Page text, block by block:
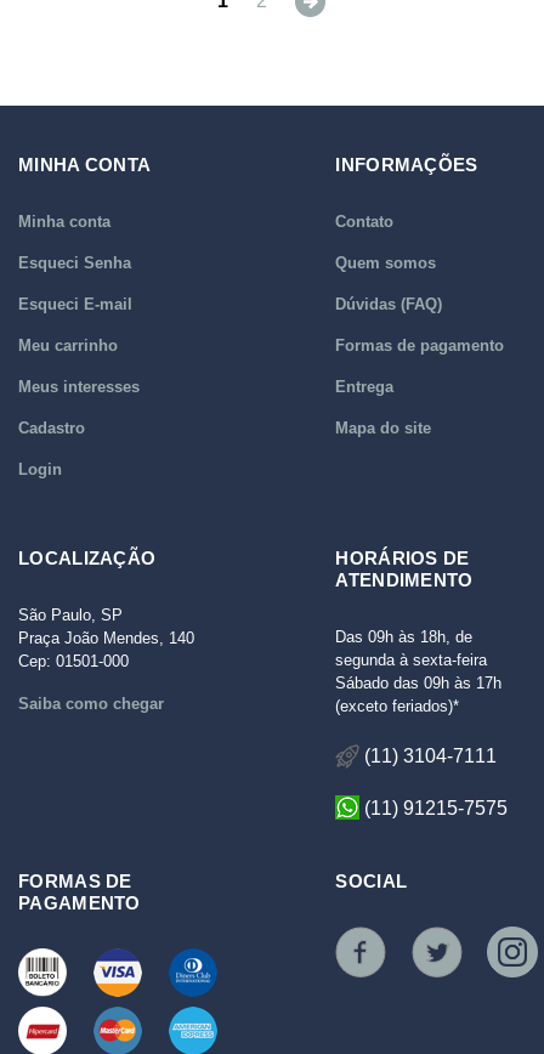
MINHA CONTA
Minha conta
Esqueci Senha
Esqueci E-mail
Meu carrinho
Meus interesses
Cadastro
Login
INFORMAÇÕES
Contato
Quem somos
Dúvidas (FAQ)
Formas de pagamento
Entrega
Mapa do site
LOCALIZAÇÃO
São Paulo, SP
Praça João Mendes, 140
Cep: 01501-000
Saiba como chegar
HORÁRIOS DE
ATENDIMENTO
Das 09h às 18h, de
segunda à sexta-feira
Sábado das 09h às 17h
(exceto feriados)*
(11) 3104-7111
(11) 91215-7575
FORMAS DE
PAGAMENTO
SOCIAL